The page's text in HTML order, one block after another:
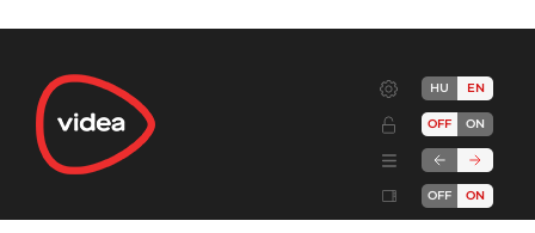
HU EN
OFF ON
OFF ON